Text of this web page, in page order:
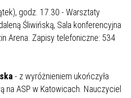
godz. 17.30 - Warsztaty
Śliwińską, Sala konferencyjna
Arena. Zapisy telefoniczne: 534
- z wyróżnieniem ukończyła
na ASP w Katowicach. Nauczyciel